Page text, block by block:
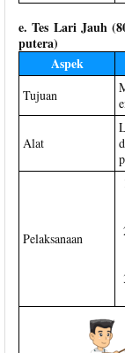
e. Tes Lari Jauh
putera)
Aspek
Tujuan
Alat
Pelaksanaan